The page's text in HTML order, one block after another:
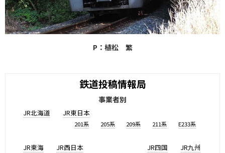
P：植松 繁
鉄道投稿情報局
事業者別
JR北海道 JR東日本
201系 205系 209系 211系 E233系
JR東海 JR西日本 JR四国 JR九州